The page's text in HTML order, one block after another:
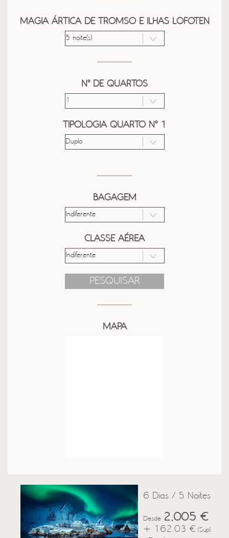
MAGIA ÁRTICA DE TROMSO E ILHAS LOFOTEN
Nº DE QUARTOS
TIPOLOGIA QUARTO Nº 1
BAGAGEM
CLASSE AÉREA
PESQUISAR
MAPA
6 Dias / 5 Noites
Desde 2,005 €
+ 162.03 € (Supl.